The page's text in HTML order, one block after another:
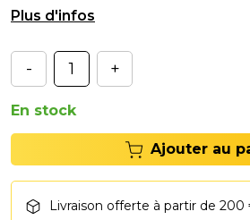
vérins hydrauliques.
- +
En stock
Ajouter au
Livraison offerte à partir de 200